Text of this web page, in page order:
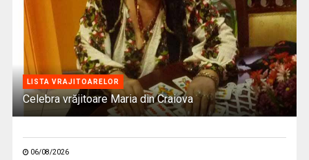
LISTA VRAJITOARELOR
Celebra vrăjitoare Maria din Craiova
06/08/2026